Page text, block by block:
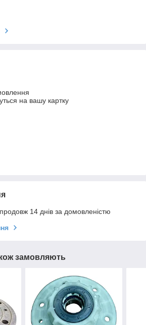
на вашу картку
14 днів за домовленістю
замовляють